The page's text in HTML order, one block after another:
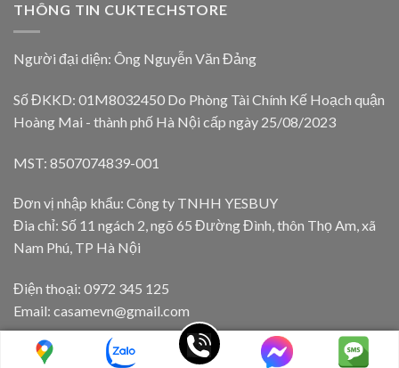
THÔNG TIN CUKTECHSTORE
Người đại diện: Ông Nguyễn Văn Đảng
Số ĐKKD: 01M8032450 Do Phòng Tài Chính Kế Hoạch quận
Hoàng Mai - thành phố Hà Nội cấp ngày 25/08/2023
MST: 8507074839-001
Đơn vị nhập khẩu: Công ty TNHH YESBUY
Đia chỉ: Số 11 ngách 2, ngõ 65 Đường Đình, thôn Thọ Am, xã
Nam Phú, TP Hà Nội
Điện thoại: 0972 345 125
Email: casamevn@gmail.com